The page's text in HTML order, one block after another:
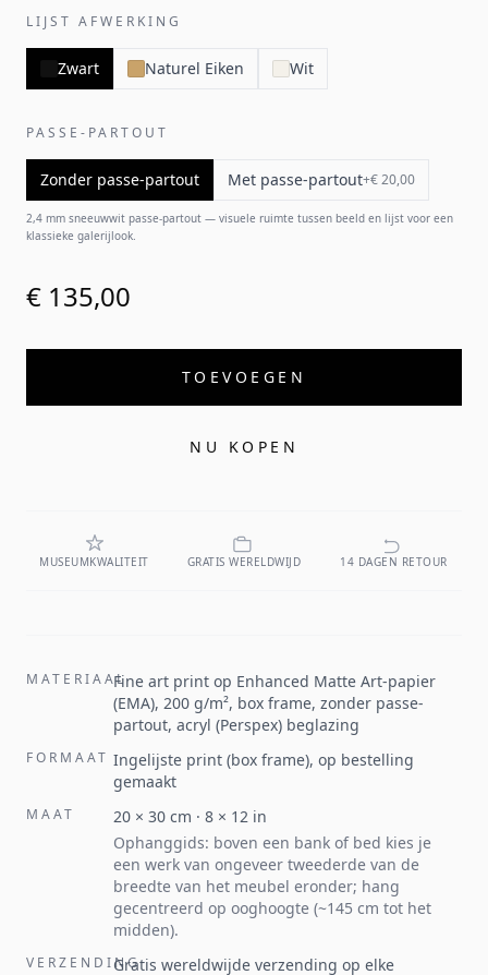
LIJST AFWERKING
Zwart Naturel Eiken Wit
PASSE-PARTOUT
Zonder passe-partout Met passe-partout+€ 20,00
2,4 mm sneeuwwit passe-partout — visuele ruimte tussen beeld en lijst voor een
klassieke galerijlook.
€ 135,00
TOEVOEGEN
NU KOPEN
MUSEUMKWALITEIT GRATIS WERELDWIJD 14 DAGEN RETOUR
MATERIAALFine art print op Enhanced Matte Art-papier
(EMA), 200 g/m², box frame, zonder passe-
partout, acryl (Perspex) beglazing
FORMAAT Ingelijste print (box frame), op bestelling
gemaakt
MAAT 20 × 30 cm · 8 × 12 in
Ophanggids: boven een bank of bed kies je
een werk van ongeveer tweederde van de
breedte van het meubel eronder; hang
gecentreerd op ooghoogte (~145 cm tot het
midden).
VERZENDINGGratis wereldwijde verzending op elke